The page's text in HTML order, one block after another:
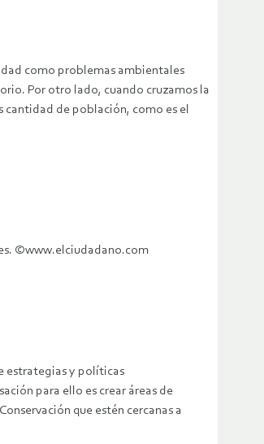
como problemas ambientales
Por otro lado, cuando cruzamos la
cantidad de población, como es el
©www.elciudadano.com
estrategias y políticas
para ello es crear áreas de
que estén cercanas a